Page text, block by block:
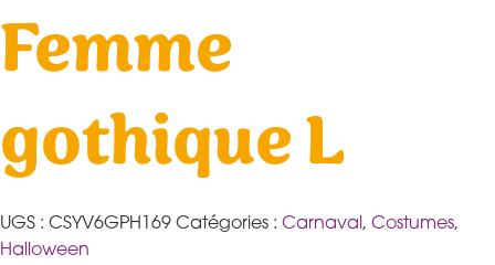
Femme
gothique L
UGS : CSYV6GPH169 Catégories : Carnaval, Costumes,
Halloween